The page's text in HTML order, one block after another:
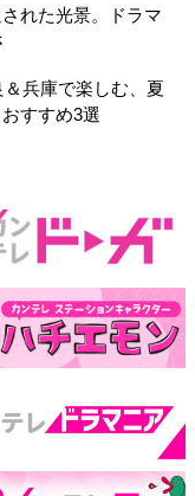
れた光景。ドラマ
＆兵庫で楽しむ、夏
すすめ3選